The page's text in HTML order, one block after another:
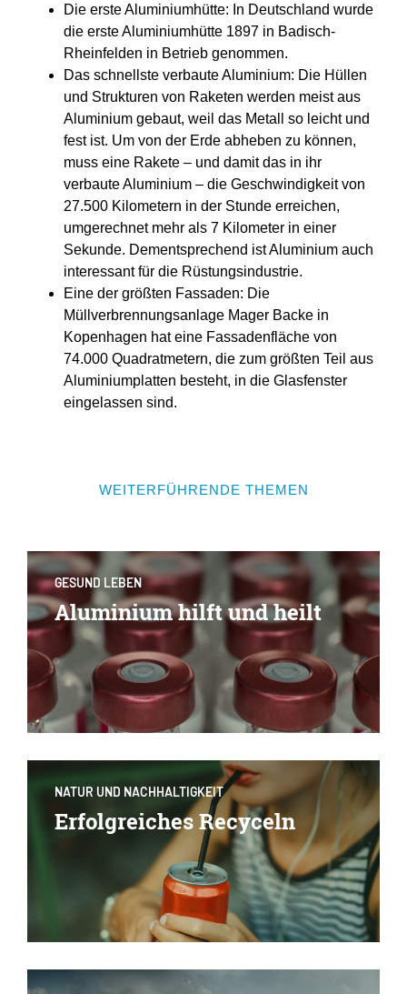
Die erste Aluminiumhütte: In Deutschland wurde
die erste Aluminiumhütte 1897 in Badisch-
Rheinfelden in Betrieb genommen.
Das schnellste verbaute Aluminium: Die Hüllen
und Strukturen von Raketen werden meist aus
Aluminium gebaut, weil das Metall so leicht und
fest ist. Um von der Erde abheben zu können,
muss eine Rakete – und damit das in ihr
verbaute Aluminium – die Geschwindigkeit von
27.500 Kilometern in der Stunde erreichen,
umgerechnet mehr als 7 Kilometer in einer
Sekunde. Dementsprechend ist Aluminium auch
interessant für die Rüstungsindustrie.
Eine der größten Fassaden: Die
Müllverbrennungsanlage Mager Backe in
Kopenhagen hat eine Fassadenfläche von
74.000 Quadratmetern, die zum größten Teil aus
Aluminiumplatten besteht, in die Glasfenster
eingelassen sind.
WEITERFÜHRENDE THEMEN
GESUND LEBEN
Aluminium hilft und heilt
NATUR UND NACHHALTIGKEIT
Erfolgreiches Recyceln